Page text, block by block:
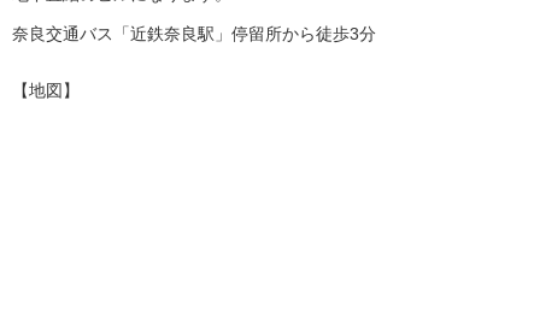
奈良交通バス「近鉄奈良駅」停留所から徒歩3分
【地図】